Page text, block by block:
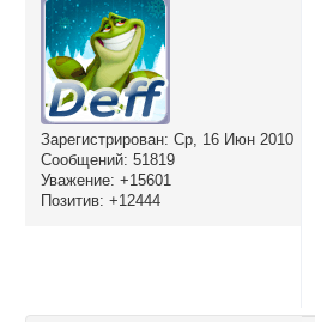
Зарегистрирован: Ср, 16 Июн 2010
Сообщений: 51819
Уважение: +15601
Позитив: +12444